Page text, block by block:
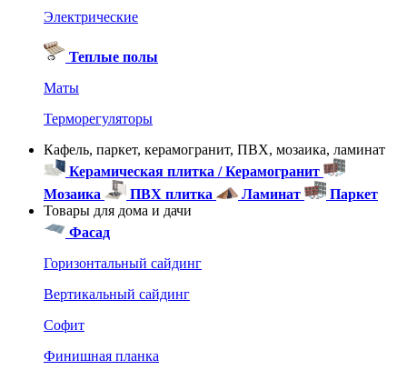
Электрические
Теплые полы
Маты
Терморегуляторы
Кафель, паркет, керамогранит, ПВХ, мозаика, ламинат
Керамическая плитка / Керамогранит
Мозаика
ПВХ плитка Ламинат
Паркет
Товары для дома и дачи
Фасад
Горизонтальный сайдинг
Вертикальный сайдинг
Софит
Финишная планка